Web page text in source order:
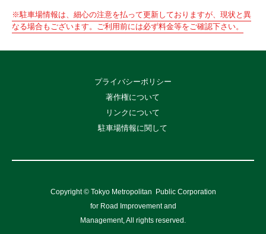
※駐車場情報は、細心の注意を払って更新しておりますが、現状と異
なる場合もございます。ご利用前には必ず料金等をご確認下さい。
プライバシーポリシー
著作権について
リンクについて
駐車場情報に関して
Copyright © Tokyo Metropolitan
Public Corporation
for Road Improvement and
Management, All rights reserved.